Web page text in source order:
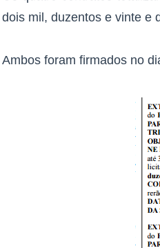
dois mil, duzentos e vinte e
Ambos foram firmados no